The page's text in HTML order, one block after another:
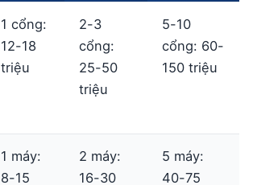
1 cổng:
12-18
triệu
2-3
cổng:
25-50
triệu
5-10
cổng: 60-
150 triệu
1 máy:
8-15
2 máy:
16-30
5 máy:
40-75